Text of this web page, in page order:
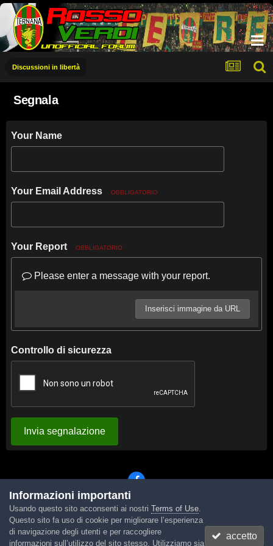
Discussioni in libertà
Segnala
Your Name
Your Email Address OBBLIGATORIO
Your Report OBBLIGATORIO
Please enter a message with your report.
Inserisci immagine da URL
Controllo di sicurezza
Invia segnalazione
Lingua Tema Contattaci Cookies
Powered by Invision Community
Informazioni importanti
Usando questo sito acconsenti ai nostri Terms of Use.
Questo sito fa uso di cookie per migliorare l’esperienza
di navigazione degli utenti e per raccogliere
informazioni sull’utilizzo del sito stesso. Utilizziamo sia
accetto